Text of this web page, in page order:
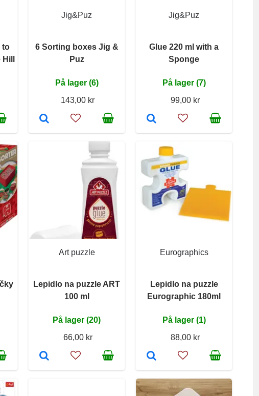
to
Jig&Puz
6 Sorting boxes Jig &
Puz
På lager (6)
143,00 kr
Jig&Puz
Glue 220 ml with a
Sponge
På lager (7)
99,00 kr
Art puzzle
Lepidlo na puzzle ART
100 ml
På lager (20)
66,00 kr
Eurographics
Lepidlo na puzzle
Eurographic 180ml
På lager (1)
88,00 kr